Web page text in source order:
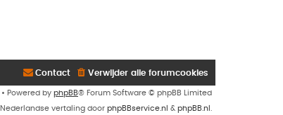
Verwijder alle forumcookies
Contact
• Powered by phpBB® Forum Software © phpBB Limited
Nederlandse vertaling door phpBBservice.nl & phpBB.nl